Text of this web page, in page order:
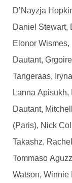
D’Nayzja
Daniel Stewart,
Elonor
Dautant,
Tangeraas,
Lanna Apisukh,
Dautant,
(Paris), Nick
Takashz,
Tommaso
Watson,